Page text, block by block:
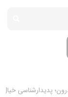
پدیدارشناسی